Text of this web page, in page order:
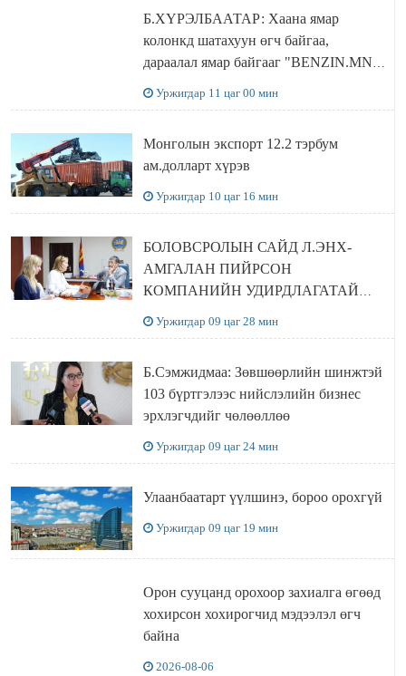
Б.ХҮРЭЛБААТАР: Хаана ямар
колонкд шатахуун өгч байгаа,
дараалал ямар байгааг "BENZIN.MN”
Уржигдар 11 цаг 00 мин
Монголын экспорт 12.2 тэрбум
ам.долларт хүрэв
Уржигдар 10 цаг 16 мин
БОЛОВСРОЛЫН САЙД Л.ЭНХ-
АМГАЛАН ПИЙРСОН
КОМПАНИЙН УДИРДЛАГАТАЙ
Уржигдар 09 цаг 28 мин
Б.Сэмжидмаа: Зөвшөөрлийн шинжтэй
103 бүртгэлээс нийслэлийн бизнес
эрхлэгчдийг чөлөөллөө
Уржигдар 09 цаг 24 мин
Улаанбаатарт үүлшинэ, бороо орохгүй
Уржигдар 09 цаг 19 мин
Орон сууцанд орохоор захиалга өгөөд
хохирсон хохирогчид мэдээлэл өгч
байна
2026-08-06